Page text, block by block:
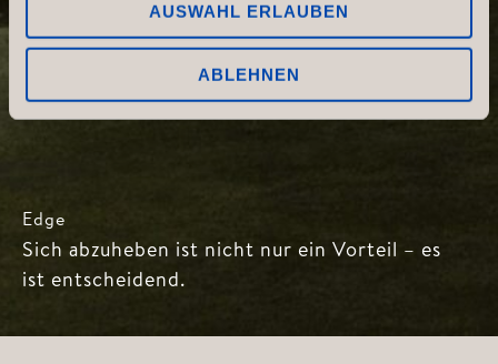
AUSWAHL ERLAUBEN
ABLEHNEN
Edge
Sich abzuheben ist nicht nur ein Vorteil – es
ist entscheidend.